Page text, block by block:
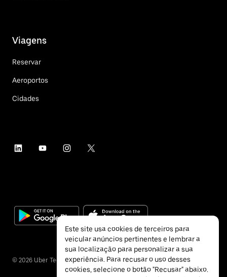
Viagens
Reservar
Aeroportos
Cidades
© 2026 Uber Technologies Inc.
Este site usa cookies de terceiros para
veicular anúncios pertinentes e lembrar a
sua localização para personalizar a sua
experiência. Para recusar o uso desses
cookies, selecione o botão "Recusar" abaixo.